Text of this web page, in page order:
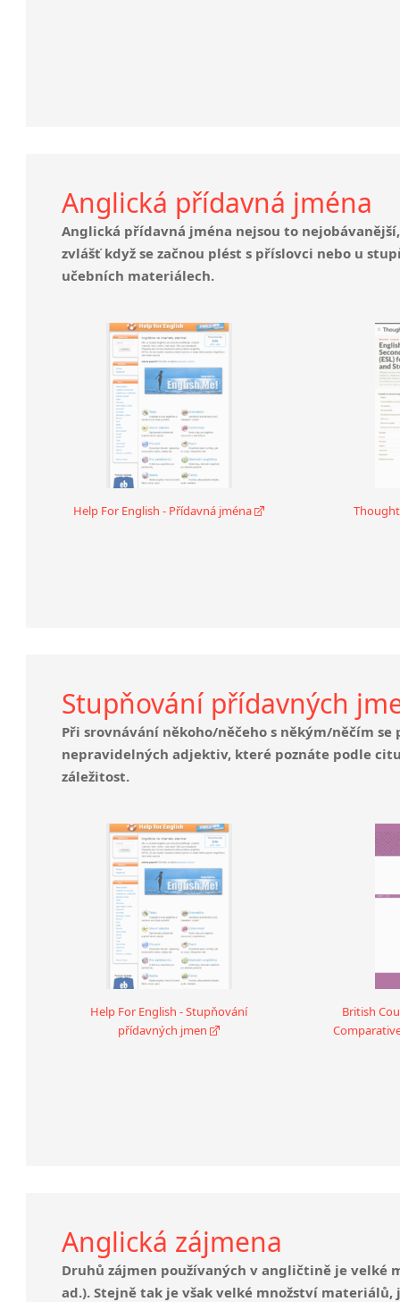
Anglická přídavná jména
Anglická přídavná jména nejsou to
zvlášť když se začnou plést s příslovci nebo u
učebních materiálech.
Help For English - Přídavná jména
Stupňování přídavných
Při srovnávání někoho/něčeho s někým/něčím
nepravidelných adjektiv, které poznáte podle
záležitost.
Help For English - Stupňování
přídavných jmen
British
Anglická zájmena
Druhů zájmen používaných v angličtině je velké
ad.). Stejně tak je však velké množství